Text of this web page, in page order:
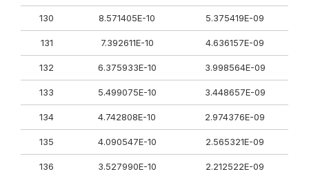
130 8.571405E-10 5.375419E-09
131 7.392611E-10 4.636157E-09
132 6.375933E-10 3.998564E-09
133 5.499075E-10 3.448657E-09
134 4.742808E-10 2.974376E-09
135 4.090547E-10 2.565321E-09
136 3.527990E-10 2.212522E-09